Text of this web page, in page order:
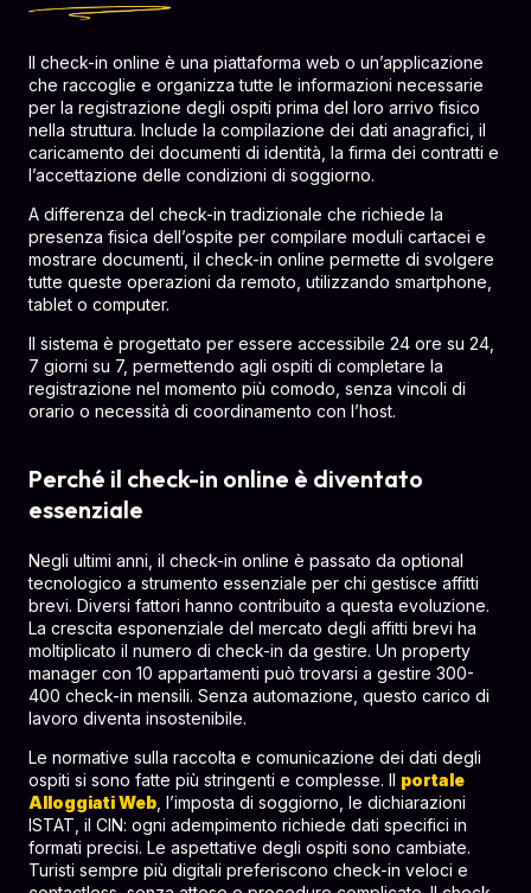
Il check-in online è una piattaforma web o un’applicazione
che raccoglie e organizza tutte le informazioni necessarie
per la registrazione degli ospiti prima del loro arrivo fisico
nella struttura. Include la compilazione dei dati anagrafici, il
caricamento dei documenti di identità, la firma dei contratti e
l’accettazione delle condizioni di soggiorno.
A differenza del check-in tradizionale che richiede la
presenza fisica dell’ospite per compilare moduli cartacei e
mostrare documenti, il check-in online permette di svolgere
tutte queste operazioni da remoto, utilizzando smartphone,
tablet o computer.
Il sistema è progettato per essere accessibile 24 ore su 24,
7 giorni su 7, permettendo agli ospiti di completare la
registrazione nel momento più comodo, senza vincoli di
orario o necessità di coordinamento con l’host.
Perché il check-in online è diventato
essenziale
Negli ultimi anni, il check-in online è passato da optional
tecnologico a strumento essenziale per chi gestisce affitti
brevi. Diversi fattori hanno contribuito a questa evoluzione.
La crescita esponenziale del mercato degli affitti brevi ha
moltiplicato il numero di check-in da gestire. Un property
manager con 10 appartamenti può trovarsi a gestire 300-
400 check-in mensili. Senza automazione, questo carico di
lavoro diventa insostenibile.
Le normative sulla raccolta e comunicazione dei dati degli
ospiti si sono fatte più stringenti e complesse. Il portale
Alloggiati Web , l’imposta di soggiorno, le dichiarazioni
ISTAT, il CIN: ogni adempimento richiede dati specifici in
formati precisi. Le aspettative degli ospiti sono cambiate.
Turisti sempre più digitali preferiscono check-in veloci e